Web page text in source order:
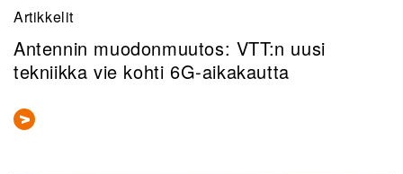
Artikkelit
Antennin muodonmuutos: VTT:n uusi
tekniikka vie kohti 6G-aikakautta